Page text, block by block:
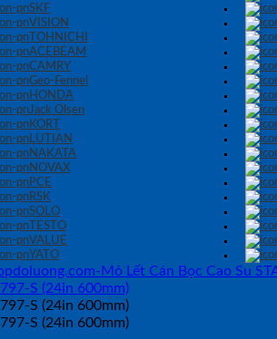
SKF
VISION
TOHNICHI
ACEBEAM
CAMRY
Geo-Fennel
HONDA
Jack Olsen
KORT
LUTIAN
NAKATA
NOVAX
PCE
RSK
SOLO
TESTO
VALUE
YATO